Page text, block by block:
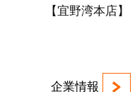
【宜野湾本店】
企業情報